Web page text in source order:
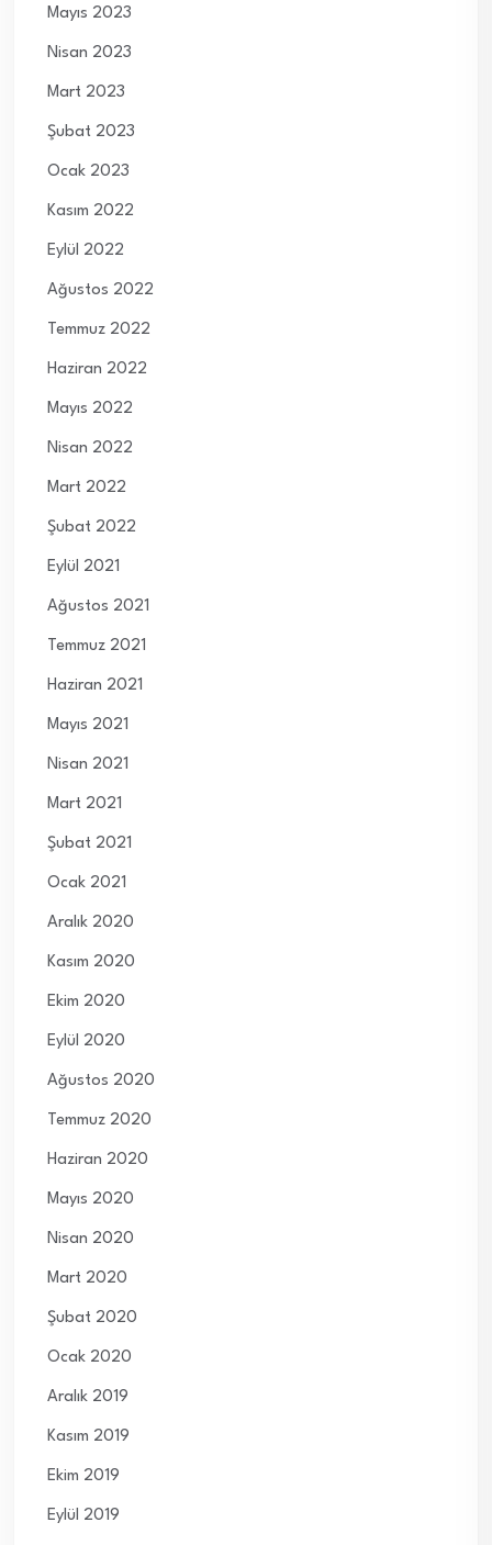
Mayıs 2023
Nisan 2023
Mart 2023
Şubat 2023
Ocak 2023
Kasım 2022
Eylül 2022
Ağustos 2022
Temmuz 2022
Haziran 2022
Mayıs 2022
Nisan 2022
Mart 2022
Şubat 2022
Eylül 2021
Ağustos 2021
Temmuz 2021
Haziran 2021
Mayıs 2021
Nisan 2021
Mart 2021
Şubat 2021
Ocak 2021
Aralık 2020
Kasım 2020
Ekim 2020
Eylül 2020
Ağustos 2020
Temmuz 2020
Haziran 2020
Mayıs 2020
Nisan 2020
Mart 2020
Şubat 2020
Ocak 2020
Aralık 2019
Kasım 2019
Ekim 2019
Eylül 2019